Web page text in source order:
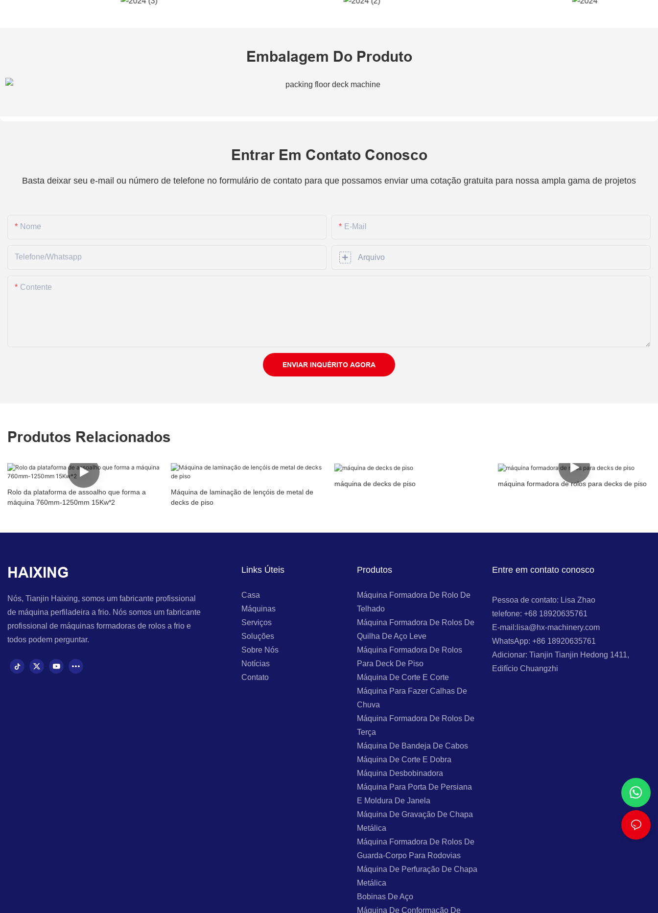
Embalagem Do Produto
Entrar Em Contato Conosco
Basta deixar seu e-mail ou número de telefone no formulário de contato para que possamos enviar uma cotação gratuita para nossa ampla gama de projetos
Nome E-Mail
Telefone/whatsapp Arquivo
Contente
ENVIAR INQUÉRITO AGORA
Produtos Relacionados
Rolo da plataforma de assoalho que forma a
máquina 760mm-1250mm 15Kw*2
Máquina de laminação de lençóis de metal de
decks de piso
máquina de decks de piso máquina formadora de rolos para decks de piso
HAIXING
Nós, Tianjin Haixing, somos um fabricante profissional
de máquina perfiladeira a frio. Nós somos um fabricante
profissional de máquinas formadoras de rolos a frio e
todos podem perguntar.
Links Úteis
Casa
Máquinas
Serviços
Soluções
Sobre Nós
Notícias
Contato
Produtos
Máquina Formadora De Rolo De
Telhado
Máquina Formadora De Rolos De
Quilha De Aço Leve
Máquina Formadora De Rolos
Para Deck De Piso
Máquina De Corte E Corte
Máquina Para Fazer Calhas De
Chuva
Máquina Formadora De Rolos De
Terça
Máquina De Bandeja De Cabos
Máquina De Corte E Dobra
Máquina Desbobinadora
Máquina Para Porta De Persiana
E Moldura De Janela
Máquina De Gravação De Chapa
Metálica
Máquina Formadora De Rolos De
Guarda-Corpo Para Rodovias
Máquina De Perfuração De Chapa
Metálica
Bobinas De Aço
Máquina De Conformação De
Entre em contato conosco
Pessoa de contato: Lisa Zhao
telefone: +68 18920635761
E-mail:lisa@hx-machinery.com
WhatsApp: +86 18920635761
Adicionar: Tianjin Tianjin Hedong 1411,
Edifício Chuangzhi